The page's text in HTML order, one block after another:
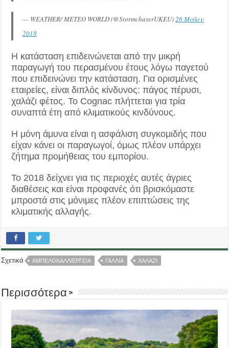
— WEATHER/ METEO WORLD (@StormchaserUKEU)26 Μαΐου
2018
Η κατάσταση επιδεινώνεται από την μικρή
παραγωγή του περασμένου έτους λόγω παγετού
που επιδεινώνει την κατάσταση. Για ορισμένες
εταιρείες, είναι διπλός κίνδυνος: πάγος πέρυσι,
χαλάζι φέτος. Το Cognac πλήττεται για τρία
συναπτά έτη από κλιματικούς κινδύνους.
Η μόνη άμυνα είναι η ασφάλιση συγκομιδής που
είχαν κάνει οι παραγωγοί, όμως πλέον υπάρχει
ζήτημα προμήθειας του εμπορίου.
Το 2018 δείχνει για τις περιοχές αυτές άγριες
διαθέσεις και είναι προφανές ότι βρισκόμαστε
μπροστά στις μόνιμες πλέον επιπτώσεις της
κλιματικής αλλαγής.
Σχετικά ΑΜΠΕΛΟΚΑΛΛΙΕΡΓΕΙΑ ΓΑΛΛΙΑ ΧΑΛΑΖΙ
Περισσότερα >